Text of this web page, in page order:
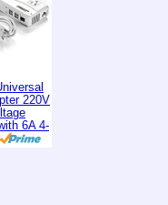
220V
6A 4-